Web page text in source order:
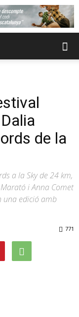
de la
a la Sky de 24 km,
i Anna Comet
una edició amb
771